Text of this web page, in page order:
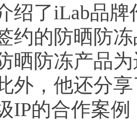
绍了iLab品牌
约的防晒防
晒防冻产品
外，他还分
IP的合作案